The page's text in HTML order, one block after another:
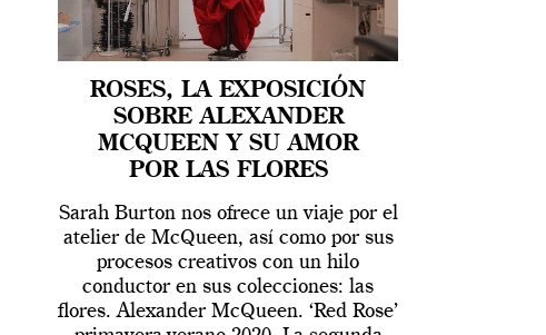
ROSES, LA EXPOSICIÓN
SOBRE ALEXANDER
MCQUEEN Y SU AMOR
POR LAS FLORES
Sarah Burton nos ofrece un viaje por el
atelier de McQueen, así como por sus
procesos creativos con un hilo
conductor en sus colecciones: las
flores. Alexander McQueen. ‘Red Rose’